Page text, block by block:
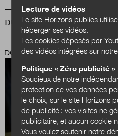
DU MÊME AUTEUR
DOSSIER
Lecture de vidéos
Le site Horizons publics
héberger ses vidéos.
Les cookies déposés par
des vidéos intégrées sur notre
Politique « Zéro publicité »
Soucieux de notre
protection de vos données
le choix, sur le site Horizons
de publicité : vos visites ne
publicitaire, et aucun cookie
Vous voulez soutenir notre